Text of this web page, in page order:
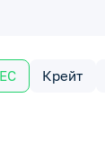
Крейт